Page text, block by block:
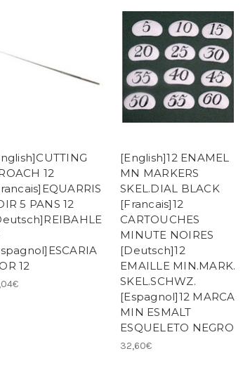
12
5 PANS 12
12
[English]12 ENAMEL
MN MARKERS
SKEL.DIAL BLACK
[Francais]12
CARTOUCHES
MINUTE NOIRES
[Deutsch]12
EMAILLE MIN.MARK.
SKEL.SCHWZ.
[Espagnol]12 MARCA
MIN ESMALT
ESQUELETO NEGRO
32,60€